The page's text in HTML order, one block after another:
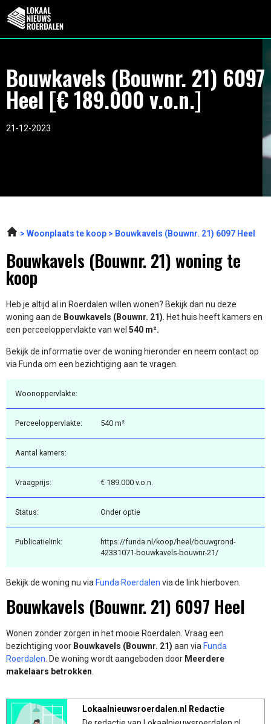
Bouwkavels (Bouwnr. 21) 6097
Heel [€ 189.000 v.o.n.]
21-12-2023
Woonplaats te koop Bouwkavels (Bouwnr. 21) 6097 Heel
Bouwkavels (Bouwnr. 21) woning te
koop
Heb je altijd al in Roerdalen willen wonen? Bekijk dan nu deze
woning aan de Bouwkavels (Bouwnr. 21). Het huis heeft kamers en
een perceeloppervlakte van wel 540 m².
Bekijk de informatie over de woning hieronder en neem contact op
via Funda om een bezichtiging aan te vragen.
Woonoppervlakte:
Perceeloppervlakte: 540 m²
Aantal kamers:
Vraagprijs: € 189.000 v.o.n.
Status: Onder optie
Publicatielink:
https://funda.nl/koop/heel/bouwgrond-
42331071-bouwkavels-bouwnr-21/
Bekijk de woning nu via Funda Roerdalen via de link hierboven.
Bouwkavels (Bouwnr. 21) 6097 Heel
Wonen zonder zorgen in het mooie Roerdalen. Vraag een
bezichtiging voor Bouwkavels (Bouwnr. 21) aan via Funda
Roerdalen . De woning wordt aangeboden door Meerdere
makelaars betrokken
Lokaalnieuwsroerdalen.nl Redactie